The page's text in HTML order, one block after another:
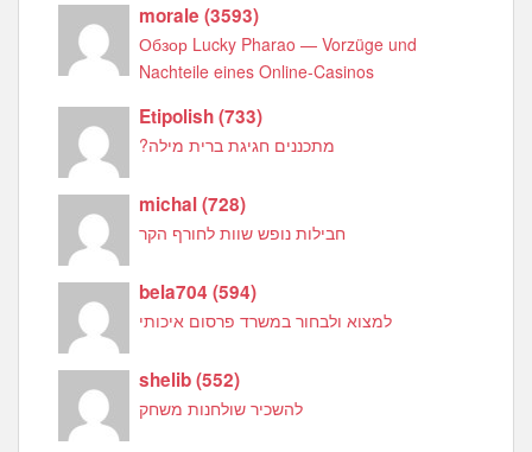
morale(3593)
Обзор Lucky Pharao — Vorzüge und
Nachteile eines Online-Casinos
Etipolish(733)
מתכננים חגיגת ברית מילה?
michal(728)
חבילות נופש שוות לחורף הקר
bela704(594)
למצוא ולבחור במשרד פרסום איכותי
shelib(552)
להשכיר שולחנות משחק